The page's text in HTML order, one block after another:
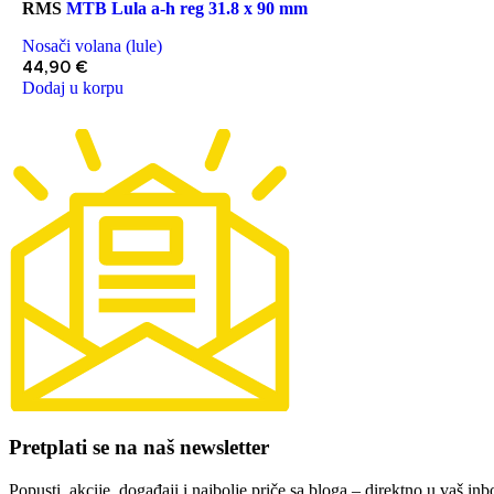
RMS MTB Lula a-h reg 31.8 x 90 mm
Nosači volana (lule)
44,90 €
Dodaj u korpu
Pretplati se na naš newsletter